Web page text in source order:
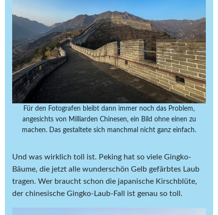
Für den Fotografen bleibt dann immer noch das Problem,
angesichts von Milliarden Chinesen, ein Bild ohne einen zu
machen. Das gestaltete sich manchmal nicht ganz einfach.
Und was wirklich toll ist. Peking hat so viele Gingko-
Bäume, die jetzt alle wunderschön Gelb gefärbtes Laub
tragen. Wer braucht schon die japanische Kirschblüte,
der chinesische Gingko-Laub-Fall ist genau so toll.